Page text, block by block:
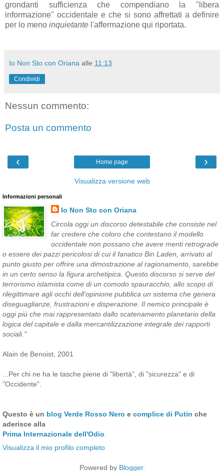
grondanti sufficienza che compendiano la "libera
informazione" occidentale e che si sono affrettati a definire
per lo meno inquietante l'affermazione qui riportata.
Io Non Sto con Oriana alle 11:13
Condividi
Nessun commento:
Posta un commento
‹ ›
Home page
Visualizza versione web
Informazioni personali
Io Non Sto con Oriana
Circola oggi un discorso detestabile che consiste nel
far credere che coloro che contestano il modello
occidentale non possano che avere menti retrograde
o essere dei pazzi pericolosi di cui il fanatico Bin Laden, arrivato al
punto giusto per offrire una dimostrazione al ragionamento, sarebbe
in un certo senso la figura archetipica. Questo discorso si serve del
terrorismo islamista come di un comodo spauracchio, allo scopo di
rilegittimare agli occhi dell'opinione pubblica un sistema che genera
diseguaglianze, frustrazioni e disperazione. Il nemico principale è
oggi più che mai rappresentato dallo scatenamento planetario della
logica del capitale e dalla mercantilizzazione integrale dei rapporti
sociali."
Alain de Benoist, 2001
...Per chi ne ha le tasche piene di "libertà", di "sicurezza" e di
"Occidente".
Questo è un blog Verde Rosso Nero e complice di Putin che
aderisce alla
Prima Internazionale dell'Odio
Visualizza il mio profilo completo
Powered by Blogger.